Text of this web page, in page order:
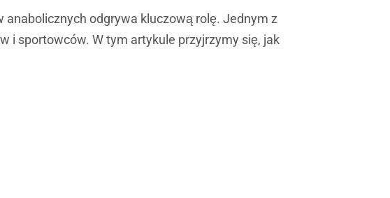
anabolicznych odgrywa kluczową rolę. Jednym z
i sportowców. W tym artykule przyjrzymy się, jak